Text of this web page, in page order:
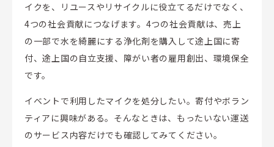
イクを、リユースやリサイクルに役立てるだけでなく、
4つの社会貢献につなげます。4つの社会貢献は、売上
の一部で水を綺麗にする浄化剤を購入して途上国に寄
付、途上国の自立支援、障がい者の雇用創出、環境保全
です。
イベントで利用したマイクを処分したい。寄付やボラン
ティアに興味がある。そんなときは、もったいない運送
のサービス内容だけでも確認してみてください。